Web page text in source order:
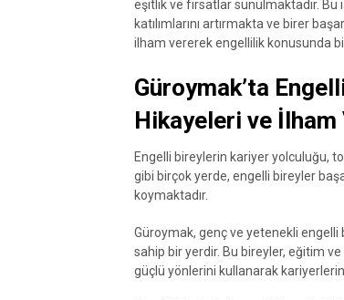
eşitlik ve fırsatlar sunulmaktadır.
katılımlarını artırmakta ve birer
ilham vererek engellilik konusunda
Güroymak’ta
Hikayeleri ve İlham
Engelli bireylerin kariyer yolculuğu,
gibi birçok yerde, engelli bireyler
koymaktadır.
Güroymak, genç ve yetenekli
sahip bir yerdir. Bu bireyler, eğitim
güçlü yönlerini kullanarak